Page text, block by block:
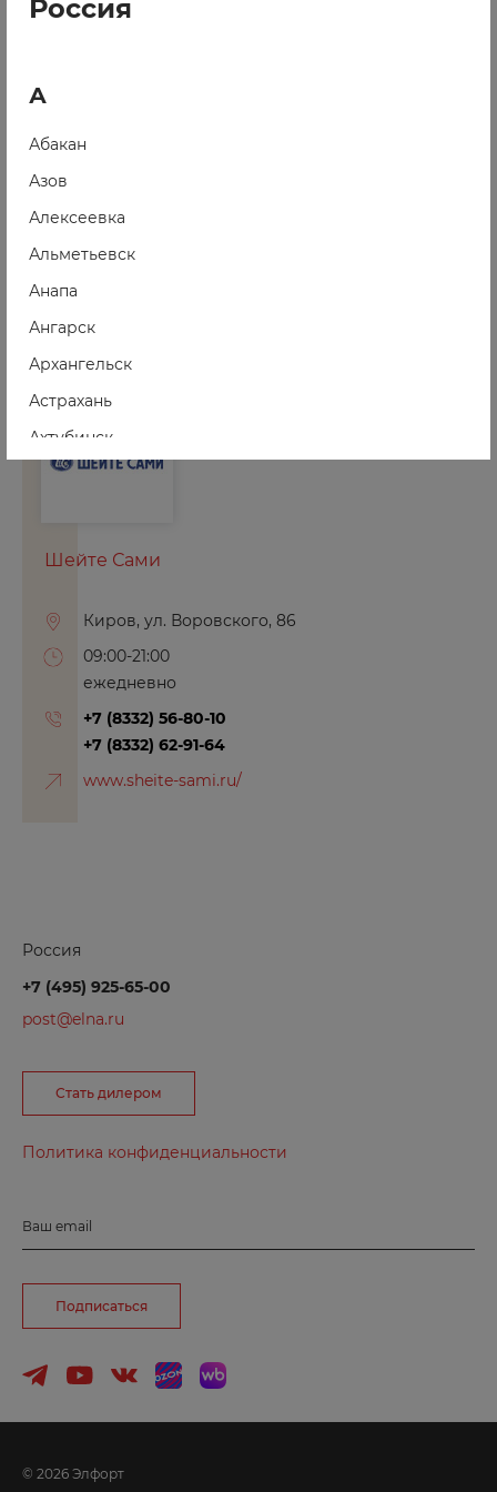
Шейте Сами
ежедневно
+7 (8332) 56-80-10
www.sheite-sami.ru/
Шейте Сами
Киров, ул. Воровского, 86
09:00-21:00
ежедневно
+7 (8332) 56-80-10
+7 (8332) 62-91-64
www.sheite-sami.ru/
Россия
+7 (495) 925-65-00
post@elna.ru
Стать дилером
Политика конфиденциальности
Ваш email
Подписаться
© 2026 Элфорт
Россия
А
Абакан
Азов
Алексеевка
Альметьевск
Анапа
Ангарск
Архангельск
Астрахань
Ахтубинск
Ачинск
Балашиха
Барнаул
Боровичи
В
Великие Луки
Великий Новгород
Вельск
Владивосток
Владимир
Волгодонск
Волжск
Волжский
Вологда
Воронеж
Г